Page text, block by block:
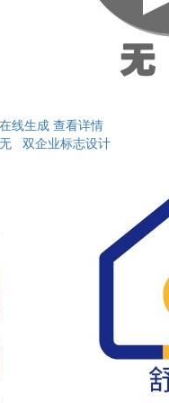
在线生成 查看详情
无 双企业标志设计